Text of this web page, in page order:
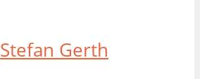
Stefan Gerth